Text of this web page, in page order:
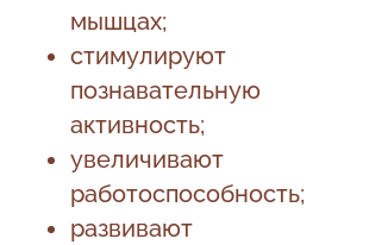
мышцах;
стимулируют
познавательную
активность;
увеличивают
работоспособность;
развивают